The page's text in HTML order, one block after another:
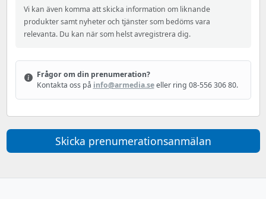
Vi kan även komma att skicka information om liknande
produkter samt nyheter och tjänster som bedöms vara
relevanta. Du kan när som helst avregistrera dig.
Frågor om din prenumeration?
Kontakta oss på info@armedia.seeller ring 08-556 306 80.
Skicka prenumerationsanmälan